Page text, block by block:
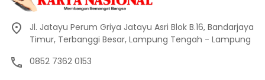
Jl. Jatayu Perum Griya Jatayu Asri Blok B.16, Bandarjaya
Timur, Terbanggi Besar, Lampung Tengah - Lampung
0852 7362 0153